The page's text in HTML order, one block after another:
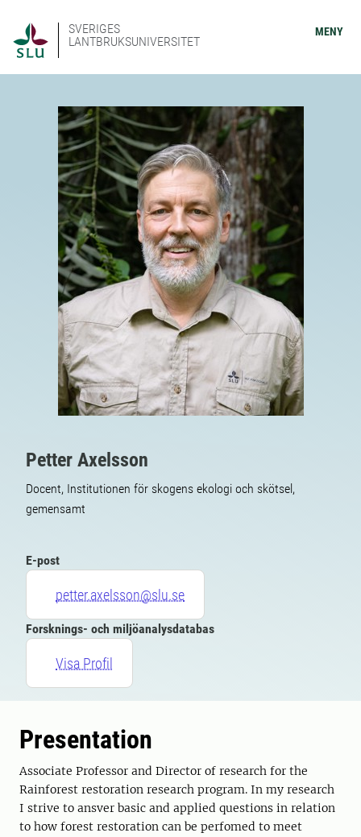
SVERIGES
LANTBRUKSUNIVERSITET
MENY
Petter Axelsson
Docent, Institutionen för skogens ekologi och skötsel,
gemensamt
E-post
petter.axelsson@slu.se
Forsknings- och miljöanalysdatabas
Visa Profil
Presentation
Associate Professor and Director of research for the
Rainforest restoration research program. In my research
I strive to ansver basic and applied questions in relation
to how forest restoration can be perfomed to meet